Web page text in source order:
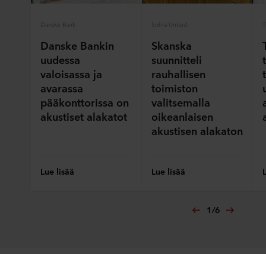
verkkosivustoillamme saat "Lisää"-osiosta ja
mukaan lukien sen ROCKWOOL-konserniin kuuluvan
yrityksen tiedot, joka on henkilötietojesi rekisterinpitäjä.
Danske Bank
Danske Bankin
uudessa
valoisassa ja
avarassa
pääkonttorissa on
akustiset alakatot
Lue lisää
Solna United
Skanska
suunnitteli
rauhallisen
toimiston
valitsemalla
oikeanlaisen
akustisen alakaton
Lue lisää
1/6